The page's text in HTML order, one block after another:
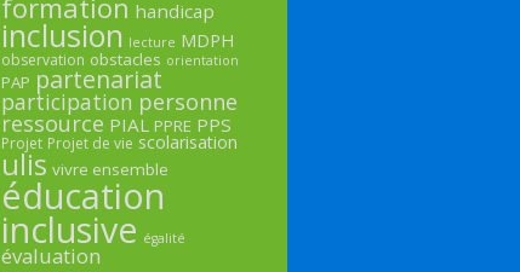
formation handicap
inclusion lecture MDPH
observation obstacles orientation
PAP partenariat
participation personne
ressource PIAL PPRE PPS
Projet Projet de vie scolarisation
ulis vivre ensemble
éducation
inclusive égalité
évaluation